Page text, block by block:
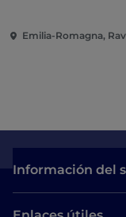
Emilia-Romagna,
Información del